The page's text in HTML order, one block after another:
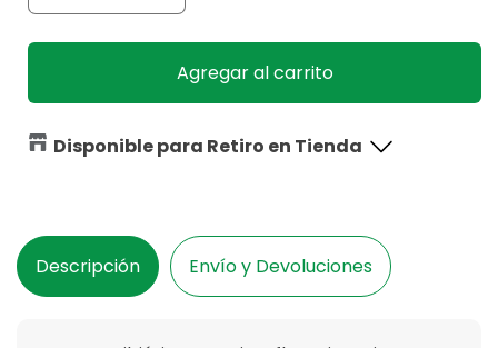
cantidad
para
Floxaday
cantidad
para
Medicamento
Floxaday
10
Agregar al carrito
Disponible para Retiro en Tienda
Descripción Envío y Devoluciones